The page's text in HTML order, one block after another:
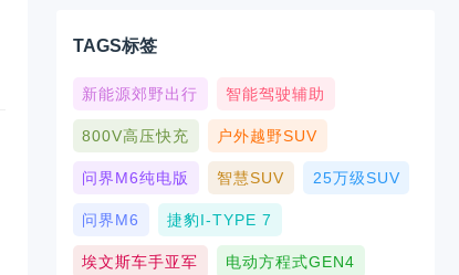
TAGS标签
新能源郊野出行 智能驾驶辅助
800V高压快充 户外越野SUV
问界M6纯电版 智慧SUV 25万级SUV
问界M6 捷豹I-TYPE 7
埃文斯车手亚军 电动方程式GEN4